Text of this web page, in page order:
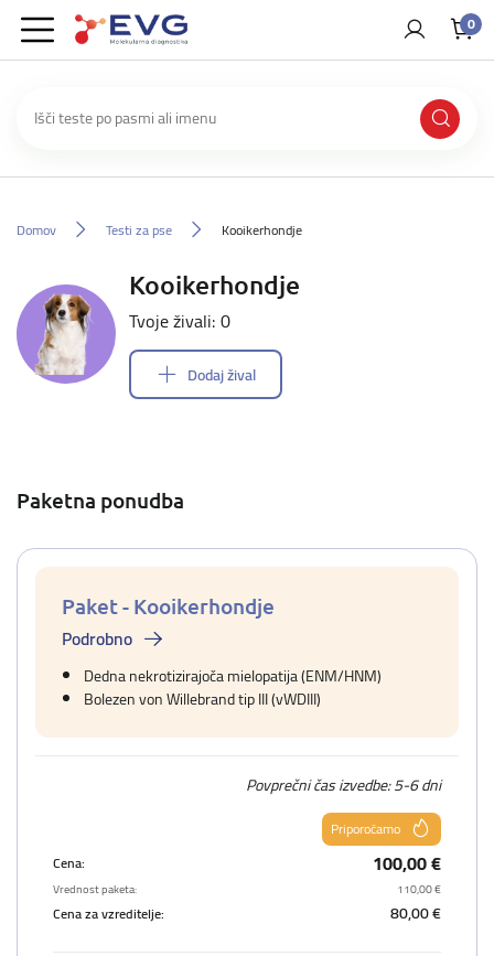
0
Domov Testi za pse Kooikerhondje
Kooikerhondje
Tvoje živali: 0
Dodaj žival
Paketna ponudba
Paket - Kooikerhondje
Podrobno
Dedna nekrotizirajoča mielopatija (ENM/HNM)
Bolezen von Willebrand tip III (vWDIII)
Povprečni čas izvedbe: 5-6 dni
Priporočamo
Cena:
100,00 €
Vrednost paketa: 110,00 €
Cena za vzreditelje: 80,00 €